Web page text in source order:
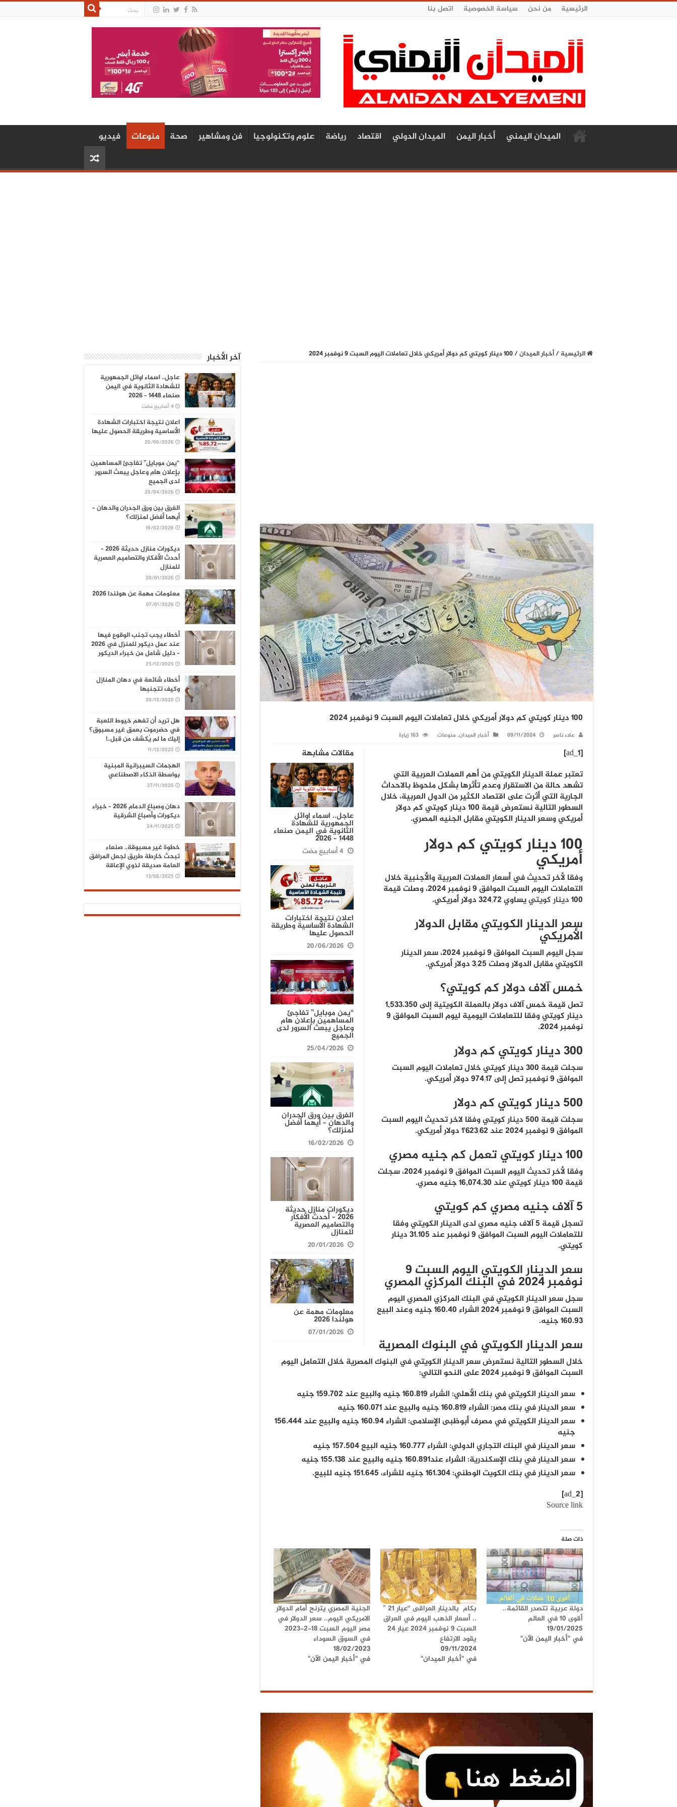
الرئيسية من نحن سياسة الخصوصية اتصل بنا
الميدان اليمني أخبار اليمن الميدان الدولي اقتصاد رياضة علوم وتكنولوجيا فن ومشاهير صحة منوعات فيديو
الرئيسية/أخبار الميدان/100 دينار كويتي كم دولار أمريكي خلال تعاملات اليوم السبت ٩ نوفمبر 2024
100 دينار كويتي كم دولار أمريكي خلال تعاملات اليوم السبت ٩ نوفمبر 2024
علاء ناصر 09/11/2024 أخبار الميدان, منوعات 163 زيارة
مقالات مشابهة
عاجل.. اسماء اوائل
الجمهورية للشهادة
الثانوية في اليمن صنعاء
1448 – 2026
اعلان نتيجة اختبارات
الشهادة الأساسية وطريقة
الحصول عليها
20/06/2026
“يمن موبايل” تفاجئ
المساهمين بإعلان هام
وعاجل يبعث السرور لدى
الجميع
25/04/2026
الفرق بين ورق الجدران
والدهان – أيهما أفضل
لمنزلك؟
16/02/2026
ديكورات منازل حديثة
2026 – أحدث الأفكار
والتصاميم العصرية
للمنازل
20/01/2026
معلومات مهمة عن
هولندا 2026
07/01/2026
[ad_1]
تعتبر عملة الدينار الكويتي من أهم العملات العربية التي
تشهد حالة من الاستقرار وعدم تأثرها بشكل ملحوظ بالاحداث
الجارية التي أثرت على اقتصاد الكثير من الدول العربية، خلال
السطور التالية نستعرض قيمة 100 دينار كويتي كم دولار
أمريكي وسعر الدينار الكويتي مقابل الجنيه المصري.
100 دينار كويتي كم دولار
أمريكي
وفقا لأخر تحديث في أسعار العملات العربية والأجنبية خلال
التعاملات اليوم السبت الموافق 9 نوفمبر 2024، وصلت قيمة
١٠٠دينار كويتييساوي ٣٢٤٫٧٢ دولار أمريكي.
سعر الدينار الكويتي مقابل الدولار
الأمريكي
سجل اليوم السبت الموافق 9 نوفمبر 2024، سعر الدينار
الكويتي مقابل الدولار وصلت ٣٫٢٥ دولار أمريكي.
خمس آلاف دولار كم كويتي؟
تصل قيمة خمس آلاف دولار بالعملة الكويتية إلى 1,533.350
دينار كويتي وفقا للتعاملات اليومية ليوم السبت الموافق 9
نوفمبر 2024.
300 دينار كويتي كم دولار
سجلت قيمة ٣٠٠ دينار كويتي خلال تعاملات اليوم السبت
الموافق 9 نوفمبر تصل إلى ٩٧٤٫١٧ دولار أمريكي.
500 دينار كويتي كم دولار
سجلت قيمة 500 دينار كويتي وفقا لاخر تحديث اليوم السبت
الموافق 9 نوفمبر 2024 عند ١٬٦٢٣٫٦٢ دولار أمريكي.
100 دينار كويتي تعمل كم جنيه مصري
وفقا لأخر تحديث اليوم السبت الموافق 9 نوفمبر 2024، سجلت
قيمة 100 دينار كويتي عند 16,074.30 جنيه مصري.
5 آلاف جنيه مصري كم كويتي
تسجل قيمة 5 آلاف جنيه مصري لدى الدينار الكويتي وفقا
للتعاملات اليوم السبت الموافق 9 نوفمبر عند 31.105 دينار
كويتي.
سعر الدينار الكويتي اليوم السبت 9
نوفمبر 2024 في البنك المركزي المصري
سجل سعر الدينار الكويتي في البنك المركزي المصري اليوم
السبت الموافق 9 نوفمبر 2024 الشراء 160.40 جنيه وعند البيع
160.93 جنيه.
سعر الدينار الكويتي في البنوك المصرية
خلال السطور التالية نستعرض سعر الدينار الكويتي في البنوك المصرية خلال التعامل اليوم
السبت الموافق 9 نوفمبر 2024 على النحو التالي:
سعر الدينار الكويتي في بنك الأهلي: الشراء 160.819 جنيه والبيع عند 159.702 جنيه
سعر الدينار في بنك مصر: الشراء 160.819 جنيه والبيع عند 160.071 جنيه
سعر الدينار الكويتي في مصرف أبوظبى الإسلامى: الشراء 160.94 جنيه والبيع عند 156.444
جنيه
سعر الدينار في البنك التجاري الدولي: الشراء 160.777 جنيه البيع 157.504 جنيه
سعر الدينار في بنك الإسكندرية: الشراء عند160.891 جنيه والبيع عند 155.138 جنيه
سعر الدينار في بنك الكويت الوطني: 161.304 جنيه للشراء، 151.645 جنيه للبيع.
[ad_2]
Source link
ذات صلة
دولة عربية تتصدر القائمة..
أقوى 10 في العالم
19/01/2025
في "أخبار اليمن الآن"
بكام بالدينار العراقى “عيار 21 ”
.. أسعار الذهب اليوم في العراق
السبت 9 نوفمبر 2024 عيار 24
يقود الارتفاع
09/11/2024
في "أخبار الميدان"
الجنية المصري يترنح أمام الدولار
الامريكي اليوم.. سعر الدولار في
مصر اليوم السبت 18-2-2023
في السوق السوداء
18/02/2023
في "أخبار اليمن الآن"
آخر الأخبار
عاجل.. اسماء اوائل الجمهورية
للشهادة الثانوية في اليمن
صنعاء 1448 – 2026
اعلان نتيجة اختبارات الشهادة
الأساسية وطريقة الحصول عليها
20/06/2026
“يمن موبايل” تفاجئ المساهمين
بإعلان هام وعاجل يبعث السرور
لدى الجميع
25/04/2026
الفرق بين ورق الجدران والدهان –
أيهما أفضل لمنزلك؟
16/02/2026
ديكورات منازل حديثة 2026 –
أحدث الأفكار والتصاميم العصرية
للمنازل
20/01/2026
معلومات مهمة عن هولندا 2026
07/01/2026
أخطاء يجب تجنب الوقوع فيها
عند عمل ديكور للمنزل في 2026
– دليل شامل من خبراء الديكور
25/12/2025
أخطاء شائعة في دهان المنازل
وكيف تتجنبها
20/12/2025
هل تريد أن تفهم خيوط اللعبة
في حضرموت بعمق غير مسبوق؟
إليك ما لم يُكشف من قبل..!
11/12/2025
الهجمات السيبرانية المبنية
بواسطة الذكاء الاصطناعي
27/11/2025
دهان وصباغ الدمام 2026 – خبراء
ديكورات وأصباغ الشرقية
24/11/2025
خطوة غير مسبوقة.. صنعاء
تبحث خارطة طريق لجعل المرافق
العامة صديقة لذوي الإعاقة
13/08/2025